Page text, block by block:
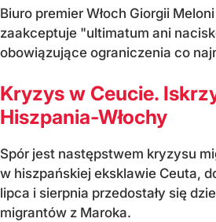
Biuro premier Włoch Giorgii
zaakceptuje "ultimatum ani
obowiązujące ograniczenia co
Kryzys w Ceucie.
Hiszpania-Włochy
Spór jest następstwem kryzysu
w hiszpańskiej eksklawie Ceuta,
lipca i sierpnia przedostały się
migrantów z Maroka.